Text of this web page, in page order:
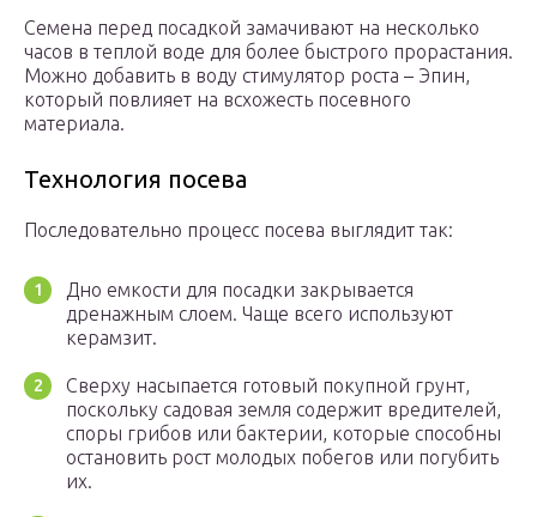
Семена перед посадкой замачивают на несколько
часов в теплой воде для более быстрого прорастания.
Можно добавить в воду стимулятор роста – Эпин,
который повлияет на всхожесть посевного
материала.
Технология посева
Последовательно процесс посева выглядит так:
Дно емкости для посадки закрывается
дренажным слоем. Чаще всего используют
керамзит.
Сверху насыпается готовый покупной грунт,
поскольку садовая земля содержит вредителей,
споры грибов или бактерии, которые способны
остановить рост молодых побегов или погубить
их.